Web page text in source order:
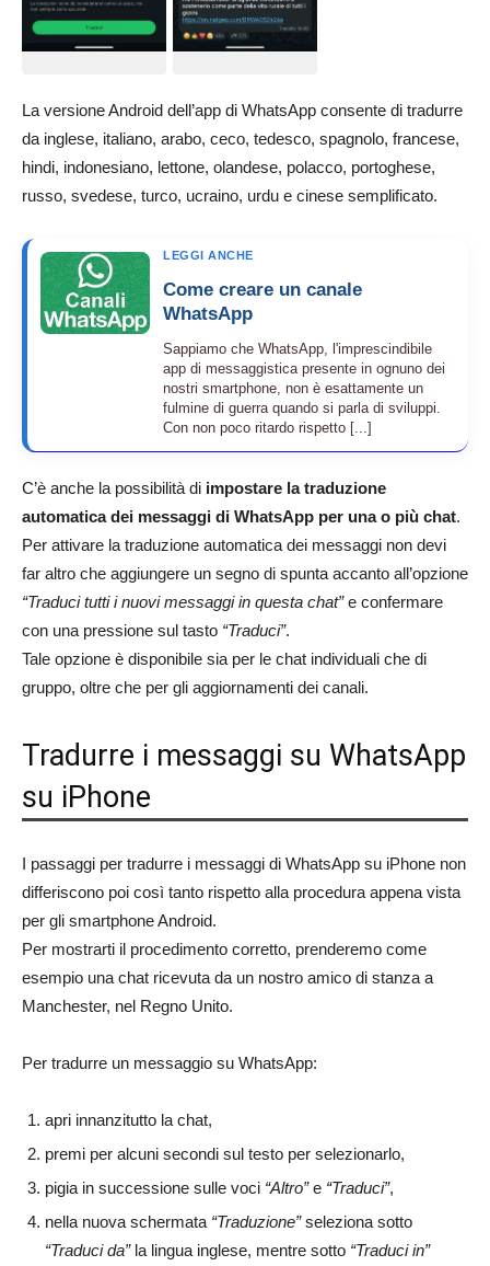
La versione Android dell’app di WhatsApp consente di tradurre
da inglese, italiano, arabo, ceco, tedesco, spagnolo, francese,
hindi, indonesiano, lettone, olandese, polacco, portoghese,
russo, svedese, turco, ucraino, urdu e cinese semplificato.
LEGGI ANCHE
Come creare un canale
WhatsApp
Sappiamo che WhatsApp, l'imprescindibile
app di messaggistica presente in ognuno dei
nostri smartphone, non è esattamente un
fulmine di guerra quando si parla di sviluppi.
Con non poco ritardo rispetto [...]
C’è anche la possibilità di impostare la traduzione
automatica dei messaggi di WhatsApp per una o più chat.
Per attivare la traduzione automatica dei messaggi non devi
far altro che aggiungere un segno di spunta accanto all’opzione
“Traduci tutti i nuovi messaggi in questa chat”e confermare
con una pressione sul tasto “Traduci”.
Tale opzione è disponibile sia per le chat individuali che di
gruppo, oltre che per gli aggiornamenti dei canali.
Tradurre i messaggi su WhatsApp
su iPhone
I passaggi per tradurre i messaggi di WhatsApp su iPhone non
differiscono poi così tanto rispetto alla procedura appena vista
per gli smartphone Android.
Per mostrarti il procedimento corretto, prenderemo come
esempio una chat ricevuta da un nostro amico di stanza a
Manchester, nel Regno Unito.
Per tradurre un messaggio su WhatsApp:
apri innanzitutto la chat,
premi per alcuni secondi sul testo per selezionarlo,
pigia in successione sulle voci “Altro”e “Traduci”,
nella nuova schermata “Traduzione”seleziona sotto
“Traduci da”la lingua inglese, mentre sotto “Traduci in”